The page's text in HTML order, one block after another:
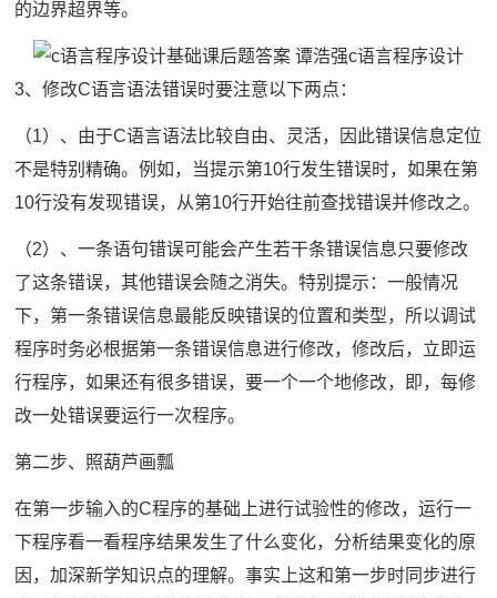
的边界超界等。
3、修改C语言语法错误时要注意以下两点：
（1）、由于C语言语法比较自由、灵活，因此错误信息定位
不是特别精确。例如，当提示第10行发生错误时，如果在第
10行没有发现错误，从第10行开始往前查找错误并修改之。
（2）、一条语句错误可能会产生若干条错误信息只要修改
了这条错误，其他错误会随之消失。特别提示：一般情况
下，第一条错误信息最能反映错误的位置和类型，所以调试
程序时务必根据第一条错误信息进行修改，修改后，立即运
行程序，如果还有很多错误，要一个一个地修改，即，每修
改一处错误要运行一次程序。
第二步、照葫芦画瓢
在第一步输入的C程序的基础上进行试验性的修改，运行一
下程序看一看程序结果发生了什么变化，分析结果变化的原
因，加深新学知识点的理解。事实上这和第一步时同步进行